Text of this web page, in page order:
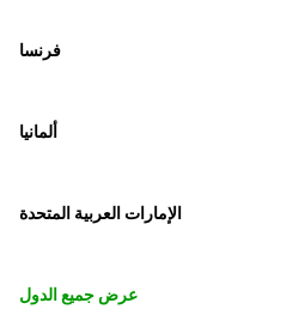
فرنسا
ألمانيا
الإمارات العربية المتحدة
عرض جميع الدول